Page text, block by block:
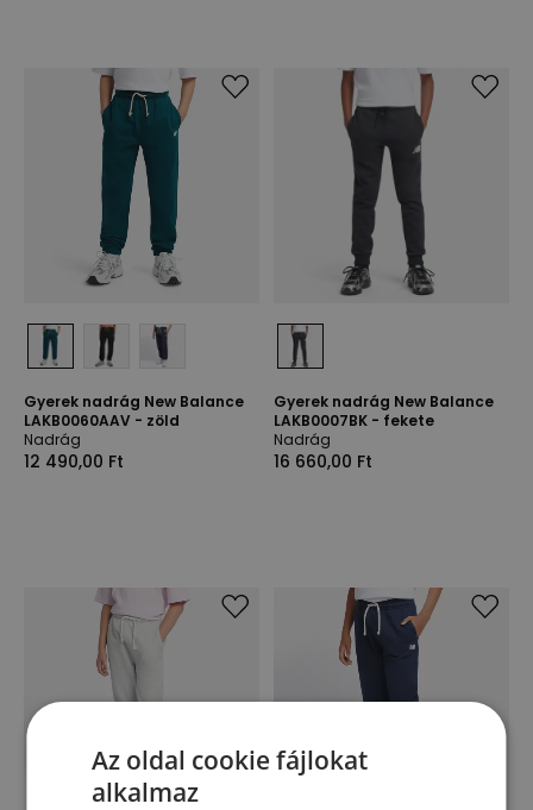
Gyerek nadrág New Balance
LAKB0060AAV - zöld
Nadrág
12 490,00 Ft
Gyerek nadrág New Balance
LAKB0007BK - fekete
Nadrág
16 660,00 Ft
Az oldal cookie fájlokat
alkalmaz